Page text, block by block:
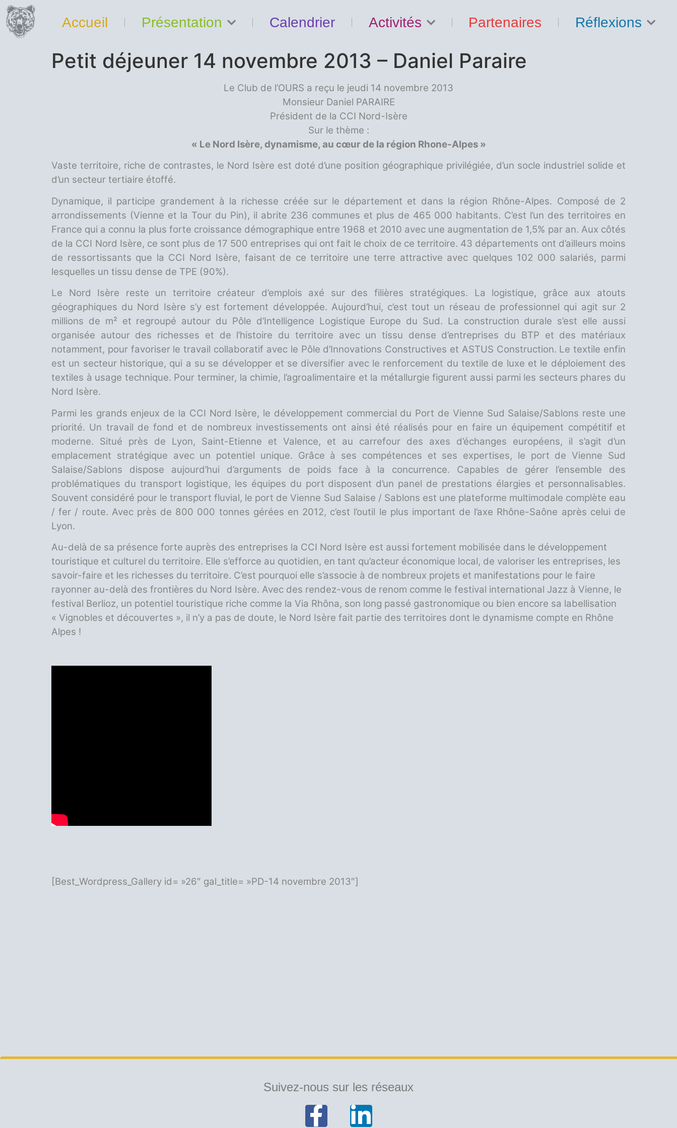
Accueil Présentation Calendrier Activités Partenaires Réflexions
Petit déjeuner 14 novembre 2013 – Daniel Paraire
Le Club de l’OURS a reçu le jeudi 14 novembre 2013
Monsieur Daniel PARAIRE
Président de la CCI Nord-Isère
Sur le thème :
« Le Nord Isère, dynamisme, au cœur de la région Rhone-Alpes »
Vaste territoire, riche de contrastes, le Nord Isère est doté d’une position géographique privilégiée, d’un socle industriel solide et
d’un secteur tertiaire étoffé.
Dynamique, il participe grandement à la richesse créée sur le département et dans la région Rhône-Alpes. Composé de 2
arrondissements (Vienne et la Tour du Pin), il abrite 236 communes et plus de 465 000 habitants. C’est l’un des territoires en
France qui a connu la plus forte croissance démographique entre 1968 et 2010 avec une augmentation de 1,5% par an. Aux côtés
de la CCI Nord Isère, ce sont plus de 17 500 entreprises qui ont fait le choix de ce territoire. 43 départements ont d’ailleurs moins
de ressortissants que la CCI Nord Isère, faisant de ce territoire une terre attractive avec quelques 102 000 salariés, parmi
lesquelles un tissu dense de TPE (90%).
Le Nord Isère reste un territoire créateur d’emplois axé sur des filières stratégiques. La logistique, grâce aux atouts
géographiques du Nord Isère s’y est fortement développée. Aujourd’hui, c’est tout un réseau de professionnel qui agit sur 2
millions de m² et regroupé autour du Pôle d’Intelligence Logistique Europe du Sud. La construction durale s’est elle aussi
organisée autour des richesses et de l’histoire du territoire avec un tissu dense d’entreprises du BTP et des matériaux
notamment, pour favoriser le travail collaboratif avec le Pôle d’Innovations Constructives et ASTUS Construction. Le textile enfin
est un secteur historique, qui a su se développer et se diversifier avec le renforcement du textile de luxe et le déploiement des
textiles à usage technique. Pour terminer, la chimie, l’agroalimentaire et la métallurgie figurent aussi parmi les secteurs phares du
Nord Isère.
Parmi les grands enjeux de la CCI Nord Isère, le développement commercial du Port de Vienne Sud Salaise/Sablons reste une
priorité. Un travail de fond et de nombreux investissements ont ainsi été réalisés pour en faire un équipement compétitif et
moderne. Situé près de Lyon, Saint-Etienne et Valence, et au carrefour des axes d’échanges européens, il s’agit d’un
emplacement stratégique avec un potentiel unique. Grâce à ses compétences et ses expertises, le port de Vienne Sud
Salaise/Sablons dispose aujourd’hui d’arguments de poids face à la concurrence. Capables de gérer l’ensemble des
problématiques du transport logistique, les équipes du port disposent d’un panel de prestations élargies et personnalisables.
Souvent considéré pour le transport fluvial, le port de Vienne Sud Salaise / Sablons est une plateforme multimodale complète eau
/ fer / route. Avec près de 800 000 tonnes gérées en 2012, c’est l’outil le plus important de l’axe Rhône-Saône après celui de
Lyon.
Au-delà de sa présence forte auprès des entreprises la CCI Nord Isère est aussi fortement mobilisée dans le développement
touristique et culturel du territoire. Elle s’efforce au quotidien, en tant qu’acteur économique local, de valoriser les entreprises, les
savoir-faire et les richesses du territoire. C’est pourquoi elle s’associe à de nombreux projets et manifestations pour le faire
rayonner au-delà des frontières du Nord Isère. Avec des rendez-vous de renom comme le festival international Jazz à Vienne, le
festival Berlioz, un potentiel touristique riche comme la Via Rhôna, son long passé gastronomique ou bien encore sa labellisation
« Vignobles et découvertes », il n’y a pas de doute, le Nord Isère fait partie des territoires dont le dynamisme compte en Rhône
Alpes !
[Best_Wordpress_Gallery id= »26″ gal_title= »PD-14 novembre 2013″]
Suivez-nous sur les réseaux